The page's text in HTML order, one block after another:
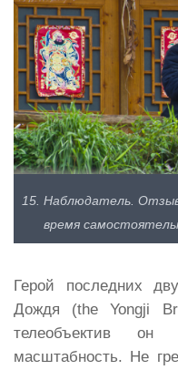
15. Наблюдатель. Отзыв
время
Герой последних
Дождя (the Yongji
телеобъектив он
масштабность. Не